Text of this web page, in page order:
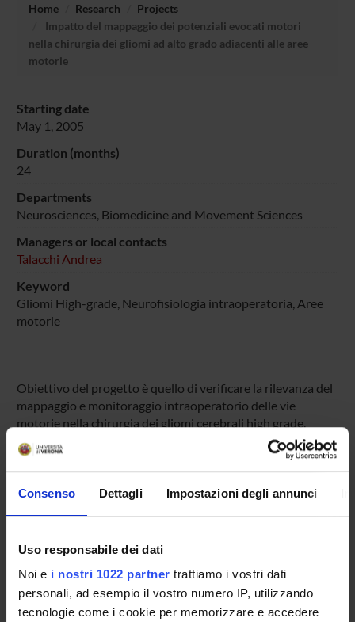
Consenso Dettagli Impostazioni degli annunci
Uso responsabile dei dati
Noi e i nostri 1022 partner trattiamo i vostri dati
personali, ad esempio il vostro numero IP, utilizzando
tecnologie come i cookie per memorizzare e accedere
Home Research
Projects
Impatto del mappaggio dei potenziali evocati motori
nella chirurgia dei gliomi ad alto grado adiacenti alle aree
motorie
Starting date
May 1, 2005
Duration (months)
24
Departments
Neurosciences, Biomedicine and Movement Sciences
Managers or local contacts
Talacchi Andrea
Keyword
Gliomi High-grade, Neurofisiologia intraoperatoria, Aree
motorie
Obiettivo del progetto è quello di verificare la rilevanza del
mappaggio e monitoraggio intraoperatorio delle vie
motorie nella chirurgia dei gliomi cerebrali high grade.
Vengono paragonate tre serie che si sono distinte nel
nostro Centro: con neurofisiologia intraoperatoria, con
Risonanza Magnetica Funzionale e neuronavigatore, e
senza alcuno di questi ausili. End-points: grado di
PROJECT PARTICIPANTS
Paolo Manganotti